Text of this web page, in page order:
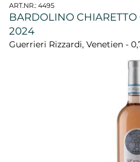
ART.NR.: 4495
BARDOLINO CHIARETTO
2024
Guerrieri Rizzardi, Venetien -